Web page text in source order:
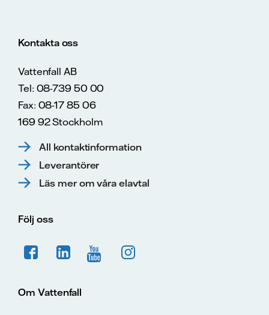
Kontakta oss
Vattenfall AB
Tel: 08-739 50 00
Fax: 08-17 85 06
169 92 Stockholm
All kontaktinformation
Leverantörer
Läs mer om våra elavtal
Följ oss
Om Vattenfall